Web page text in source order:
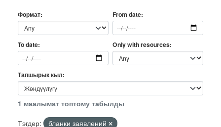
Формат From date
To date Only with resources
Тапшырык кыл
1 маалымат топтому табылды
Тэгдер:
бланки заявлений